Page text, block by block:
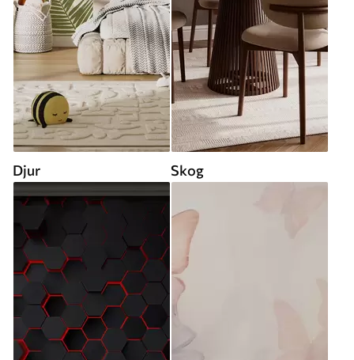
Djur Skog